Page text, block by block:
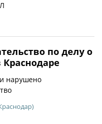
по делу о
нарушено